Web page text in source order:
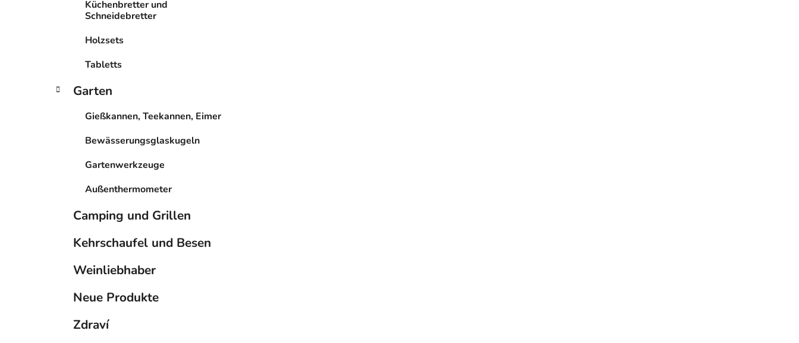
Küchenbretter und
Schneidebretter
Holzsets
Tabletts
Garten
Gießkannen, Teekannen, Eimer
Bewässerungsglaskugeln
Gartenwerkzeuge
Außenthermometer
Camping und Grillen
Kehrschaufel und Besen
Weinliebhaber
Neue Produkte
Zdraví